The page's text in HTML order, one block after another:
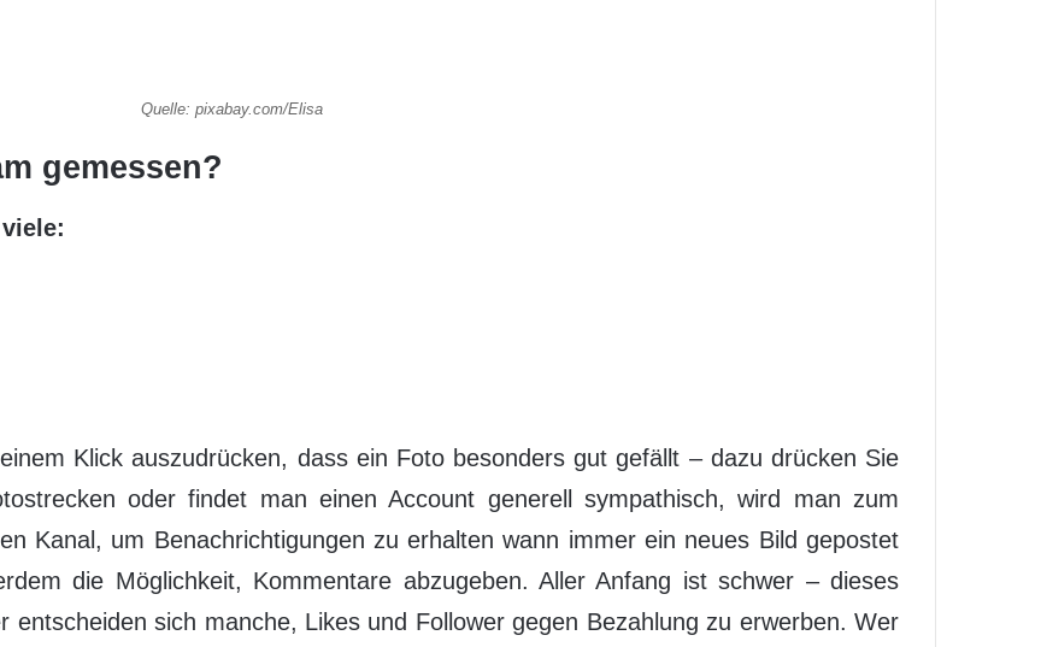
Quelle: pixabay.com/Elisa
gemessen?
Klick auszudrücken, dass ein Foto besonders gut gefällt – dazu drücken Sie
oder findet man einen Account generell sympathisch, wird man zum
Kanal, um Benachrichtigungen zu erhalten wann immer ein neues Bild gepostet
die Möglichkeit, Kommentare abzugeben. Aller Anfang ist schwer – dieses
entscheiden sich manche, Likes und Follower gegen Bezahlung zu erwerben. Wer